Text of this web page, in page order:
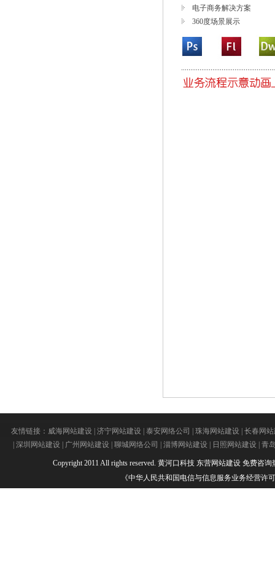
电子商务解决方案
360度场景展示
友情链接： 威海网站建设| 济宁网站建设| 泰安网络公司 珠海网站建设| 长春网
深圳网站建设| 广州网站建设| 聊城网络公司 淄博网站建设| 日照网站建设| 青
Copyright 2011 All rights reserved. 黄河口科技 东营网站建设 免费咨询
《中华人民共和国电信与信息服务业务经营许